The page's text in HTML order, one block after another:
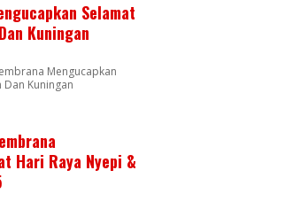
Selamat
Kuningan
Mengucapkan
Dan Kuningan
Hari Raya Nyepi &